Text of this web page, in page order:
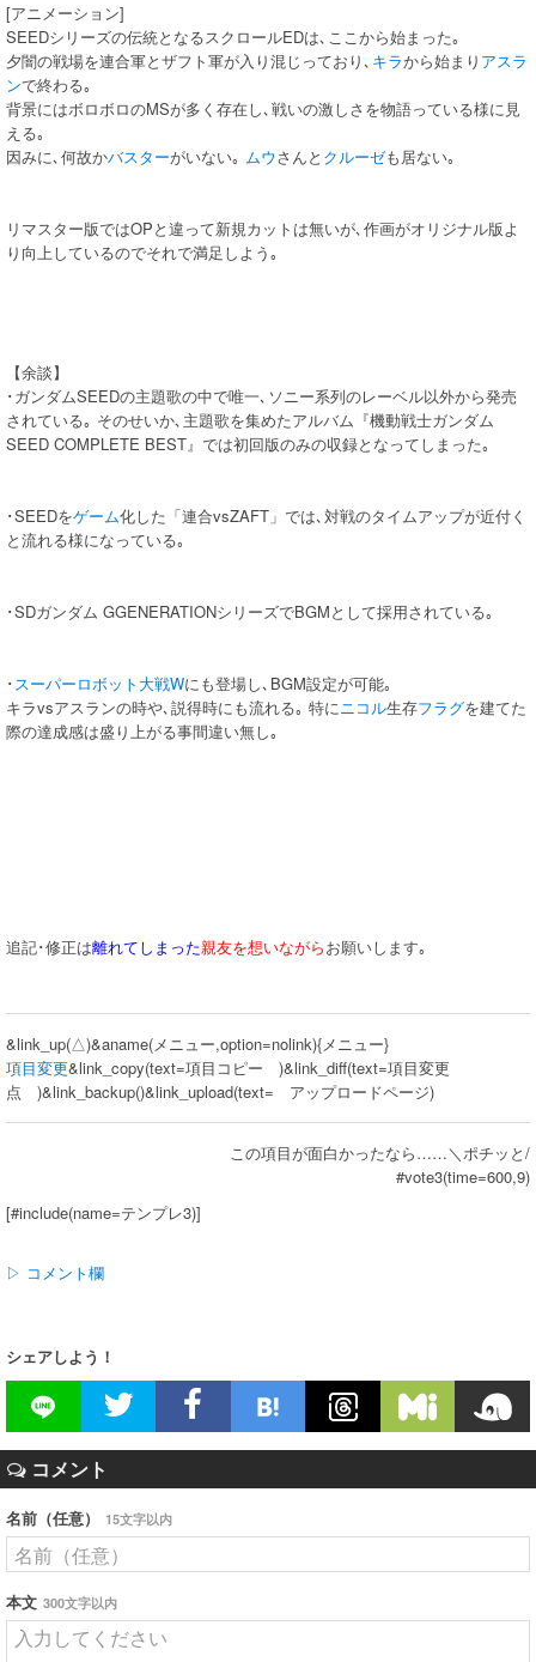
[アニメーション]
SEEDシリーズの伝統となるスクロールEDは､ここから始まった｡
夕闇の戦場を連合軍とザフト軍が入り混じっており､ キラから始まり アスラ
ンで終わる｡
背景にはボロボロのMSが多く存在し､戦いの激しさを物語っている様に見
える｡
因みに､何故かバスターがいない｡ ムウさんと クルーゼも居ない｡
リマスター版ではOPと違って新規カットは無いが､作画がオリジナル版よ
り向上しているのでそれで満足しよう｡
【余談】
･ガンダムSEEDの主題歌の中で唯一､ソニー系列のレーベル以外から発売
されている｡ そのせいか､主題歌を集めたアルバム『機動戦士ガンダム
SEED COMPLETE BEST』では初回版のみの収録となってしまった｡
･SEEDをゲーム化した「連合vsZAFT」では､対戦のタイムアップが近付く
と流れる様になっている｡
･SDガンダム GGENERATIONシリーズでBGMとして採用されている｡
･スーパーロボット大戦Wにも登場し､BGM設定が可能｡
キラvsアスランの時や､説得時にも流れる｡ 特にニコル生存フラグを建てた
際の達成感は盛り上がる事間違い無し｡
追記･修正は離れてしまった親友を想いながらお願いします｡
&link_up(△)&aname(メニュー,option=nolink){メニュー}
項目変更&link_copy(text=項目コピー )&link_diff(text=項目変更
点 )&link_backup()&link_upload(text= アップロードページ)
この項目が面白かったなら……＼ポチッと/
#vote3(time=600,9)
[#include(name=テンプレ3)]
▷ コメント欄
シェアしよう！
コメント
名前（任意） 15文字以内
本文 300文字以内